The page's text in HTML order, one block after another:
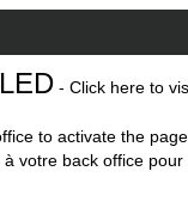
- Click here to
to activate the
votre back office